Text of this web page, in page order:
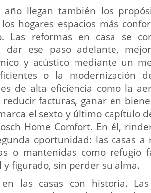
llegan también los
hogares espacios más
Las reformas en casa se
dar ese paso adelante,
y acústico mediante un
o la modernización
de alta eficiencia como la
facturas, ganar en
el sexto y último capítulo
Home Comfort. En él,
oportunidad: las casas a
o mantenidas como refugio
figurado, sin perder su alma.
las casas con historia.